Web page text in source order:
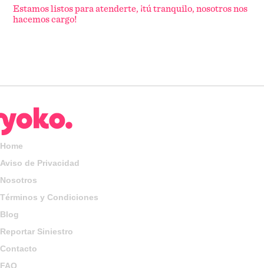
Estamos listos para atenderte, ¡tú tranquilo, nosotros nos
hacemos cargo!
Home
Aviso de Privacidad
Nosotros
Términos y Condiciones
Blog
Reportar Siniestro
Contacto
FAQ